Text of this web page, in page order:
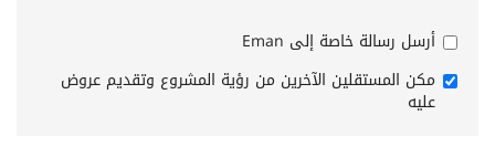
أرسل رسالة خاصة إلى Eman
مكن المستقلين الآخرين من رؤية المشروع وتقديم عروض
عليه